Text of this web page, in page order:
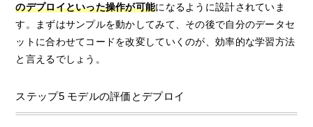
のデプロイといった操作が可能になるように設計されていま
す。まずはサンプルを動かしてみて、その後で自分のデータセ
ットに合わせてコードを改変していくのが、効率的な学習方法
と言えるでしょう。
ステップ5 モデルの評価とデプロイ